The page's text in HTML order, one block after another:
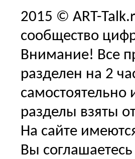
2015 © ART-
сообщество
Внимание! Все
разделен на 2
самостоятельно
разделы взяты
На сайте
Вы